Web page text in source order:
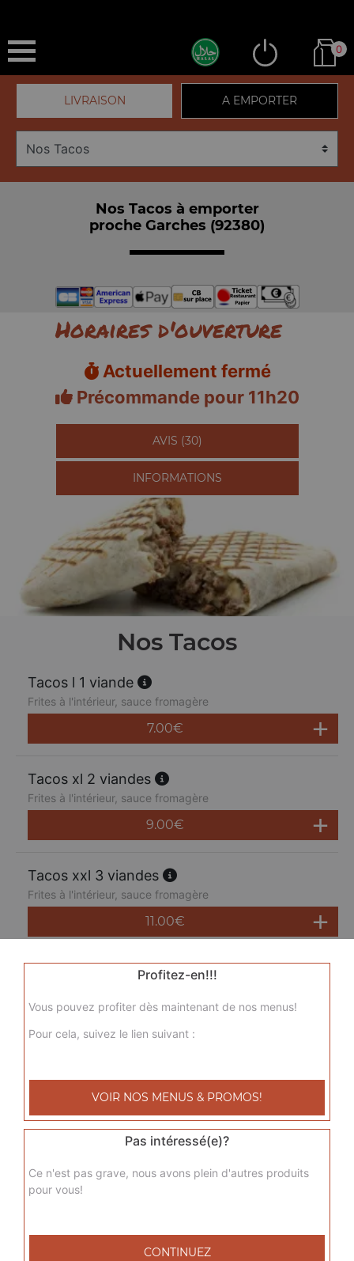
0
LIVRAISON A EMPORTER
Nos Tacos à emporter
proche Garches (92380)
Horaires d'ouverture
Actuellement fermé
Précommande pour 11h20
AVIS (30)
INFORMATIONS
Nos Tacos
Tacos l 1 viande
Frites à l'intérieur, sauce fromagère
7.00€
Tacos xl 2 viandes
Frites à l'intérieur, sauce fromagère
9.00€
Tacos xxl 3 viandes
Frites à l'intérieur, sauce fromagère
11.00€
Tacos xxxl 4 viandes
33 cl au choix
9.00€
Menu tacos xl 2 viandes
Frites à l'intérieur, sauce fromagère + frites + 1 boisson
11.00€
Profitez-en!!!
Vous pouvez profiter dès maintenant de nos menus!
Pour cela, suivez le lien suivant :
VOIR NOS MENUS & PROMOS!
Pas intéressé(e)?
Ce n'est pas grave, nous avons plein d'autres produits
pour vous!
CONTINUEZ